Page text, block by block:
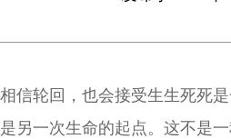
相信轮回，也会接受生生死死
是另一次生命的起点。这不是